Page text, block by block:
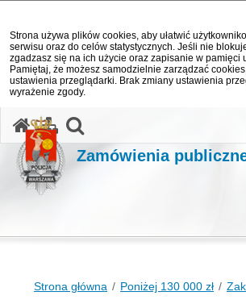
Strona używa plików cookies, aby ułatwić
serwisu oraz do celów statystycznych. Jeśli nie
zgadzasz się na ich użycie oraz zapisanie w pamięci
Pamiętaj, że możesz samodzielnie zarządzać
ustawienia przeglądarki. Brak zmiany ustawienia
wyrażenie zgody.
Zamówienia
Strona główna Poniżej 130 000 zł